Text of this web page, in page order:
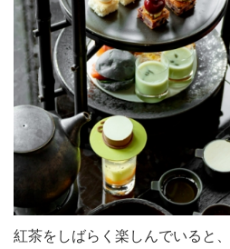
紅茶をしばらく楽しんでいると